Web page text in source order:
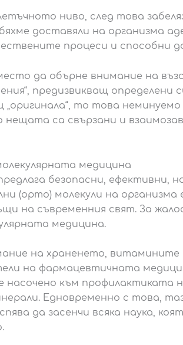
ниво, след това
доставяли на организма
процеси и способни
да обърне внимание на
предизвикващ
„оригинала“, то това
нещата са свързани и
медицина
безопасни, ефективни,
(орто) молекули на
на съвременния свят. За
медицина.
на храненето, витамините
на фармацевтичната
насочено към профилактиката
Едновременно с това,
да засенчи всяка наука,